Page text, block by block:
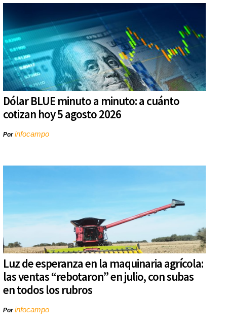
Dólar BLUE minuto a minuto: a cuánto
cotizan hoy 5 agosto 2026
Porinfocampo
Luz de esperanza en la maquinaria agrícola:
las ventas “rebotaron” en julio, con subas
en todos los rubros
Porinfocampo